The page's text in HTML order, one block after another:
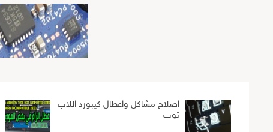
اصلاح مشاكل واعطال كيبورد اللاب
توب